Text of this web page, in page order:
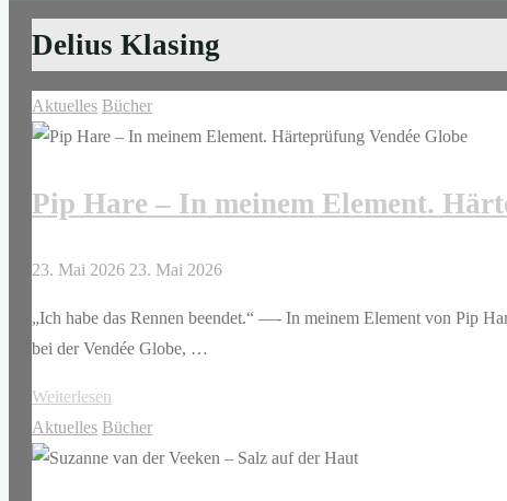
Delius Klasing
Aktuelles Bücher
Pip Hare – In meinem Element.
23. Mai 2026 23. Mai 2026
„Ich habe das Rennen beendet.“ —- In meinem Element von Pip
bei der Vendée Globe, …
Weiterlesen
Hare
–
Aktuelles Bücher